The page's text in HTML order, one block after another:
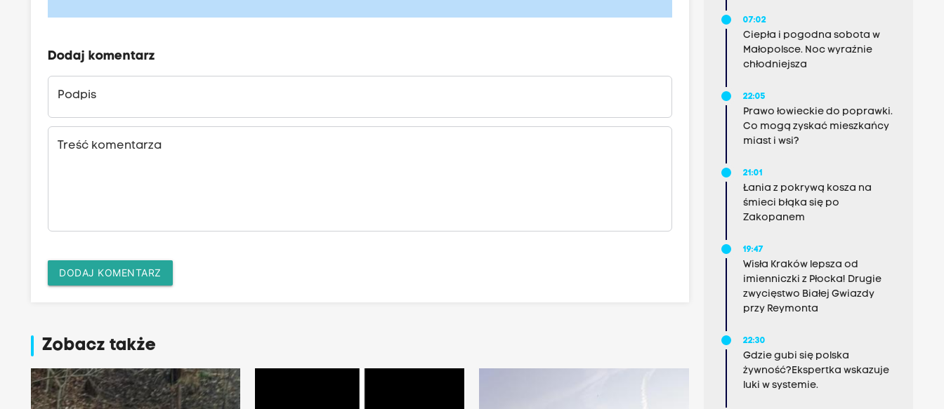
Dodaj komentarz
Podpis
Treść komentarza
DODAJ KOMENTARZ
Zobacz także
07:02
Ciepła i pogodna sobota w
Małopolsce. Noc wyraźnie
chłodniejsza
22:05
Prawo łowieckie do poprawki.
Co mogą zyskać mieszkańcy
miast i wsi?
21:01
Łania z pokrywą kosza na
śmieci błąka się po
Zakopanem
19:47
Wisła Kraków lepsza od
imienniczki z Płocka! Drugie
zwycięstwo Białej Gwiazdy
przy Reymonta
22:30
Gdzie gubi się polska
żywność?Ekspertka wskazuje
luki w systemie.